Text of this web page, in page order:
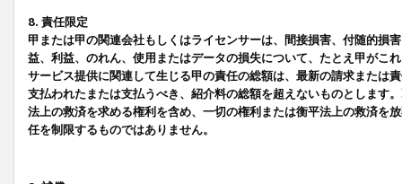
8. 責任限定
甲または甲の関連会社もしくはライセンサーは、間接損害、付随的損
益、利益、のれん、使用またはデータの損失について、たとえ甲がこ
サービス提供に関連して生じる甲の責任の総額は、最新の請求または
支払われたまたは支払うべき、紹介料の総額を超えないものとします
法上の救済を求める権利を含め、一切の権利または衡平法上の救済を
任を制限するものではありません。